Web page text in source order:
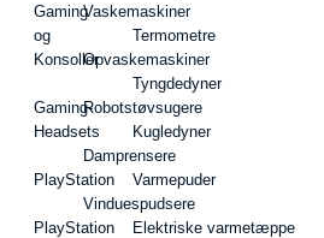
Gaming
og
Konsoller
Gaming-
Headsets
PlayStation
PlayStation
Vaskemaskiner
Opvaskemaskiner
Robotstøvsugere
Damprensere
Vinduespudsere
Termometre
Tyngdedyner
Kugledyner
Varmepuder
Elektriske varmetæppe